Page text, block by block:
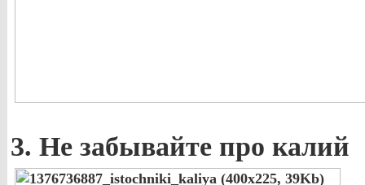
3. Не забывайте про калий